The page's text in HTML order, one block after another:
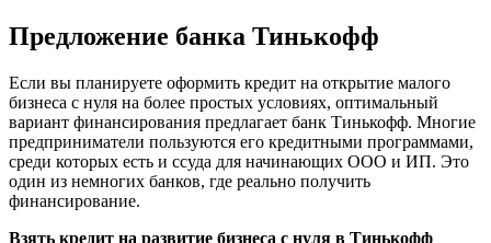
Предложение банка Тинькофф
Если вы планируете оформить кредит на открытие малого
бизнеса с нуля на более простых условиях, оптимальный
вариант финансирования предлагает банк Тинькофф. Многие
предприниматели пользуются его кредитными программами,
среди которых есть и ссуда для начинающих ООО и ИП. Это
один из немногих банков, где реально получить
финансирование.
Взять кредит на развитие бизнеса с нуля в Тинькофф